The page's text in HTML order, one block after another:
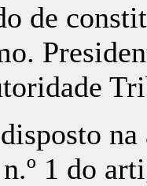
1 do